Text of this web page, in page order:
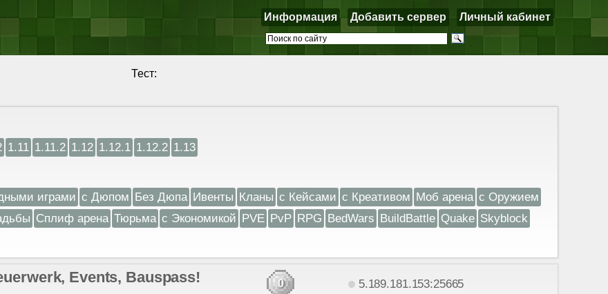
Информация Добавить сервер Личный кабинет
Тест:
1.11 1.11.2 1.12 1.12.1 1.12.2 1.13
играми с Дюпом Без Дюпа Ивенты Кланы с Кейсами с Креативом Моб арена с Оружием
Сплиф арена Тюрьма с Экономикой PVE PvP RPG BedWars BuildBattle Quake Skyblock
Events, Bauspass! 0 5.189.181.153:25665